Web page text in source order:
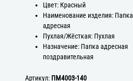
Цвет: Красный
Наименование изделия: Папка
адресная
Пухлая/Жёсткая: Пухлая
Назначение: Папка адресная
поздравительная
Артикул: ПМ4003-140